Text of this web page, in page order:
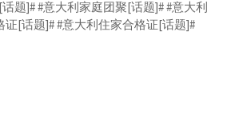
题]# #意大利家庭团聚[话题]# #意大利
证[话题]# #意大利住家合格证[话题]#